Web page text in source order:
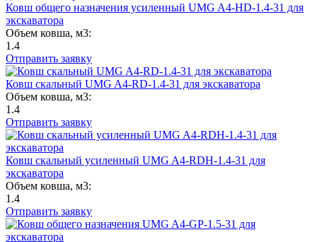
Ковш общего назначения усиленный UMG A4-HD-1.4-31 для
экскаватора
Объем ковша, м3:
1.4
Отправить заявку
Ковш скальный UMG A4-RD-1.4-31 для экскаватора
Объем ковша, м3:
1.4
Отправить заявку
Ковш скальный усиленный UMG A4-RDH-1.4-31 для
экскаватора
Объем ковша, м3:
1.4
Отправить заявку